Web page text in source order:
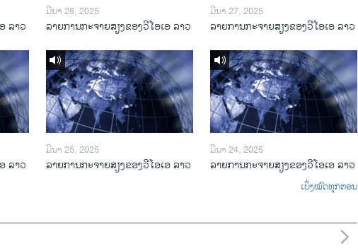
ລາວ
ມີນາ 28, 2025
ລາຍການກະຈາຍສຽງຂອງວີໂອເອ ລາວ
ມີນາ 27, 2025
ລາຍການກະຈາຍສຽງຂອງວີໂອເອ ລາວ
ລາວ
ມີນາ 25, 2025
ລາຍການກະຈາຍສຽງຂອງວີໂອເອ ລາວ
ມີນາ 24, 2025
ລາຍການກະຈາຍສຽງຂອງວີໂອເອ ລາວ
ເບິ່ງໝົດທຸກຕອນ